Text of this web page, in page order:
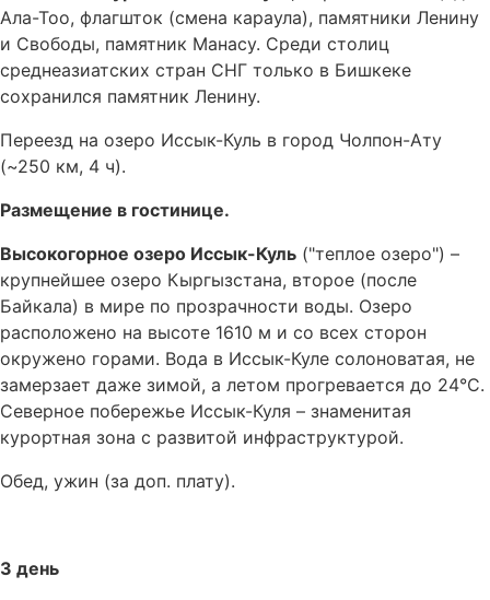
Ала-Тоо, флагшток (смена караула), памятники Ленину
и Свободы, памятник Манасу. Среди столиц
среднеазиатских стран СНГ только в Бишкеке
сохранился памятник Ленину.
Переезд на озеро Иссык-Куль в город Чолпон-Ату
(~250 км, 4 ч).
Размещение в гостинице.
Высокогорное озеро Иссык-Куль ("теплое озеро") –
крупнейшее озеро Кыргызстана, второе (после
Байкала) в мире по прозрачности воды. Озеро
расположено на высоте 1610 м и со всех сторон
окружено горами. Вода в Иссык-Куле солоноватая, не
замерзает даже зимой, а летом прогревается до 24°С.
Северное побережье Иссык-Куля – знаменитая
курортная зона с развитой инфраструктурой.
Обед, ужин (за доп. плату).
3 день